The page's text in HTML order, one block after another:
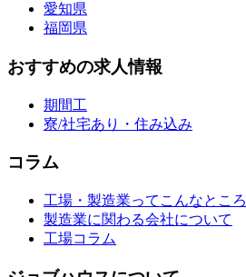
愛知県
福岡県
おすすめの求人情報
期間工
寮/社宅あり・住み込み
コラム
工場・製造業ってこんなところ
製造業に関わる会社について
工場コラム